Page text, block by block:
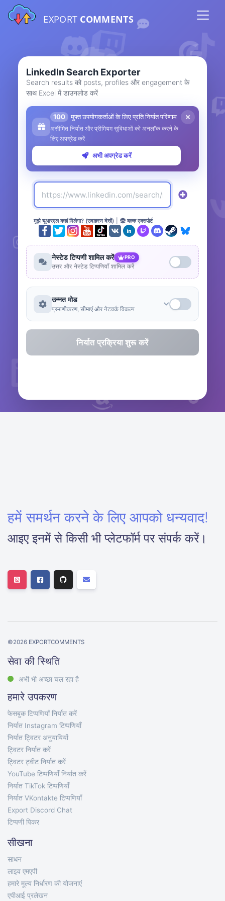
EXPORT COMMENTS
LinkedIn Search Exporter
Search results को posts, profiles और engagement के
साथ Excel में डाउनलोड करें
100 मुफ्त उपयोगकर्ताओं के लिए प्रति निर्यात परिणाम
असीमित निर्यात और प्रीमियम सुविधाओं को अनलॉक करने के
लिए अपग्रेड करें
अभी अपग्रेड करें
मुझे यूआरएल कहां मिलेगा? (उदाहरण देखें) बल्क एक्सपोर्ट
नेस्टेड टिप्पणी शामिल करें PRO
उत्तर और नेस्टेड टिप्पणियाँ शामिल करें
उन्नत मोड
प्रमाणीकरण, सीमाएं और नेटवर्क विकल्प
निर्यात प्रक्रिया शुरू करें
हमें समर्थन करने के लिए आपको धन्यवाद!
आइए इनमें से किसी भी प्लेटफॉर्म पर संपर्क करें।
©2026 EXPORTCOMMENTS
सेवा की स्थिति
अभी भी अच्छा चल रहा है
हमारे उपकरण
फेसबुक टिप्पणियाँ निर्यात करें
निर्यात Instagram टिप्पणियाँ
निर्यात ट्विटर अनुयायियों
ट्विटर निर्यात करें
ट्विटर ट्वीट निर्यात करें
YouTube टिप्पणियाँ निर्यात करें
निर्यात TikTok टिप्पणियाँ
निर्यात VKontakte टिप्पणियाँ
Export Discord Chat
टिप्पणी पिकर
सीखना
साधन
लाइव एमएपी
हमारे मूल्य निर्धारण की योजनाएं
एपीआई प्रलेखन